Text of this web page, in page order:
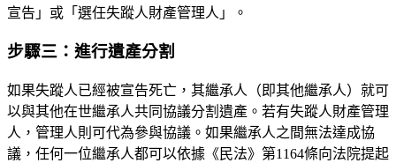
宣告」或「選任失蹤人財產管理人」。
步驟三：進行遺產分割
如果失蹤人已經被宣告死亡，其繼承人（即其他繼承人）就可
以與其他在世繼承人共同協議分割遺產。若有失蹤人財產管理
人，管理人則可代為參與協議。如果繼承人之間無法達成協
議，任何一位繼承人都可以依據《民法》第1164條向法院提起